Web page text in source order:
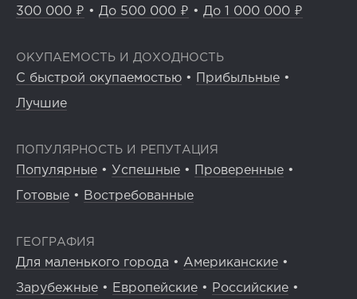
300 000 ₽ • До 500 000 ₽ • До 1 000 000 ₽
ОКУПАЕМОСТЬ И ДОХОДНОСТЬ
С быстрой окупаемостью • Прибыльные •
Лучшие
ПОПУЛЯРНОСТЬ И РЕПУТАЦИЯ
Популярные • Успешные • Проверенные •
Готовые • Востребованные
ГЕОГРАФИЯ
Для маленького города • Американские •
Зарубежные • Европейские • Российские •